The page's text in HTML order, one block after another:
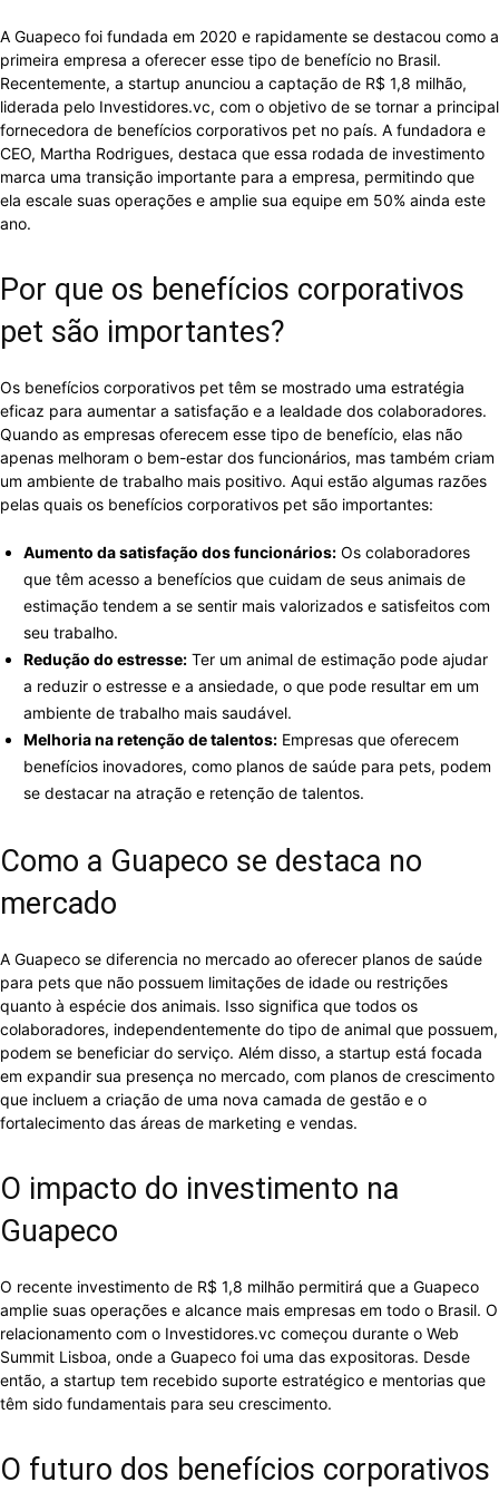
A Guapeco foi fundada em 2020 e rapidamente se destacou como a
primeira empresa a oferecer esse tipo de benefício no Brasil.
Recentemente, a startup anunciou a captação de R$ 1,8 milhão,
liderada pelo Investidores.vc, com o objetivo de se tornar a principal
fornecedora de benefícios corporativos pet no país. A fundadora e
CEO, Martha Rodrigues, destaca que essa rodada de investimento
marca uma transição importante para a empresa, permitindo que
ela escale suas operações e amplie sua equipe em 50% ainda este
ano.
Por que os benefícios corporativos
pet são importantes?
Os benefícios corporativos pet têm se mostrado uma estratégia
eficaz para aumentar a satisfação e a lealdade dos colaboradores.
Quando as empresas oferecem esse tipo de benefício, elas não
apenas melhoram o bem-estar dos funcionários, mas também criam
um ambiente de trabalho mais positivo. Aqui estão algumas razões
pelas quais os benefícios corporativos pet são importantes:
Aumento da satisfação dos funcionários: Os colaboradores
que têm acesso a benefícios que cuidam de seus animais de
estimação tendem a se sentir mais valorizados e satisfeitos com
seu trabalho.
Redução do estresse: Ter um animal de estimação pode ajudar
a reduzir o estresse e a ansiedade, o que pode resultar em um
ambiente de trabalho mais saudável.
Melhoria na retenção de talentos: Empresas que oferecem
benefícios inovadores, como planos de saúde para pets, podem
se destacar na atração e retenção de talentos.
Como a Guapeco se destaca no
mercado
A Guapeco se diferencia no mercado ao oferecer planos de saúde
para pets que não possuem limitações de idade ou restrições
quanto à espécie dos animais. Isso significa que todos os
colaboradores, independentemente do tipo de animal que possuem,
podem se beneficiar do serviço. Além disso, a startup está focada
em expandir sua presença no mercado, com planos de crescimento
que incluem a criação de uma nova camada de gestão e o
fortalecimento das áreas de marketing e vendas.
O impacto do investimento na
Guapeco
O recente investimento de R$ 1,8 milhão permitirá que a Guapeco
amplie suas operações e alcance mais empresas em todo o Brasil. O
relacionamento com o Investidores.vc começou durante o Web
Summit Lisboa, onde a Guapeco foi uma das expositoras. Desde
então, a startup tem recebido suporte estratégico e mentorias que
têm sido fundamentais para seu crescimento.
O futuro dos benefícios corporativos